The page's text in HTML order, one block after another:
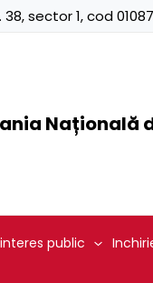
sector 1, cod
Națională
public